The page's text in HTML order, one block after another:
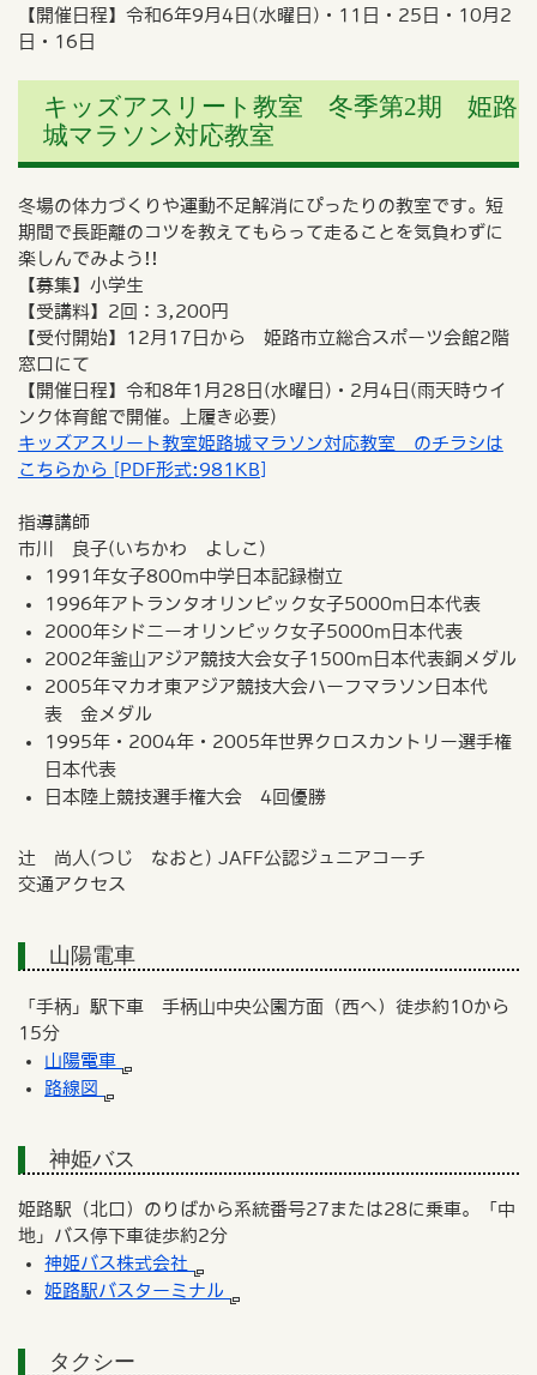
【開催日程】令和6年9月4日(水曜日)・11日・25日・10月2
日・16日
キッズアスリート教室 冬季第2期 姫路
城マラソン対応教室
冬場の体力づくりや運動不足解消にぴったりの教室です。短
期間で長距離のコツを教えてもらって走ることを気負わずに
楽しんでみよう!!
【募集】小学生
【受講料】2回：3,200円
【受付開始】12月17日から 姫路市立総合スポーツ会館2階
窓口にて
【開催日程】令和8年1月28日(水曜日)・2月4日(雨天時ウイ
ンク体育館で開催。上履き必要)
キッズアスリート教室姫路城マラソン対応教室 のチラシは
こちらから [PDF形式:981KB]
指導講師
市川 良子(いちかわ よしこ)
1991年女子800m中学日本記録樹立
1996年アトランタオリンピック女子5000m日本代表
2000年シドニーオリンピック女子5000m日本代表
2002年釜山アジア競技大会女子1500m日本代表銅メダル
2005年マカオ東アジア競技大会ハーフマラソン日本代
表 金メダル
1995年・2004年・2005年世界クロスカントリー選手権
日本代表
日本陸上競技選手権大会 4回優勝
辻 尚人(つじ なおと) JAFF公認ジュニアコーチ
交通アクセス
山陽電車
「手柄」駅下車 手柄山中央公園方面（西へ）徒歩約10から
15分
山陽電車
路線図
神姫バス
姫路駅（北口）のりばから系統番号27または28に乗車。「中
地」バス停下車徒歩約2分
神姫バス株式会社
姫路駅バスターミナル
タクシー